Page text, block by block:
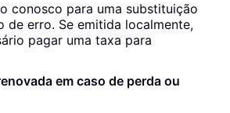
conosco para uma substituição
de erro. Se emitida localmente,
pagar uma taxa para
em caso de perda ou